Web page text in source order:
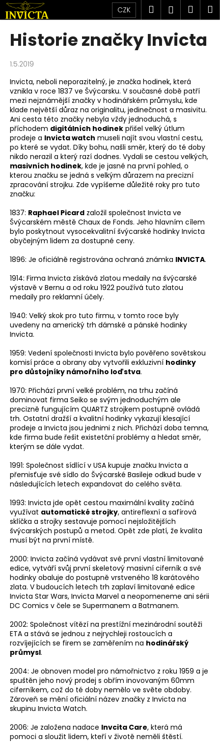
Přejít
na
obsah
CZK Hledat
Historie značky Invicta
1.5.2019
Invicta, neboli neporazitelný, je značka hodinek, která
vznikla v roce 1837 ve Švýcarsku. V současné době patří
mezi nejznámější značky v hodinářském průmyslu, kde
klade největší důraz na originalitu, jedinečnost a masivitu.
Ani cesta této značky nebyla vždy jednoduchá, s
příchodem digitálních hodinek přišel velký útlum
prodeje a Invicta watch museli najít svou vlastní cestu,
po které se vydat. Díky bohu, našli směr, který do té doby
nikdo nerazil a který razí dodnes. Vydali se cestou velkých,
masivních hodinek, kde je jasné na první pohled, o
kterou značku se jedná s velkým důrazem na precizní
zpracování strojku. Zde vypíšeme důležité roky pro tuto
značku:
1837: Raphael Picard založil společnost Invicta ve
Švýcarském městě Chaux de Fonds. Jeho hlavním cílem
bylo poskytnout vysocekvalitní švýcarské hodinky Invicta
obyčejným lidem za dostupné ceny.
1896: Je oficiálně registrována ochraná známka INVICTA.
1914: Firma Invicta získává zlatou medaily na švýcarské
výstavě v Bernu a od roku 1922 používá tuto zlatou
medaily pro reklamní účely.
1940: Velký skok pro tuto firmu, v tomto roce byly
uvedeny na americký trh dámské a pánské hodinky
Invicta.
1959: Vedení společnosti Invicta bylo pověřeno sovětskou
komisí práce a obrany aby vytvořili exkluzivní hodinky
pro důstojníky námořního loďstva.
1970: Přichází první velké problém, na trhu začíná
dominovat firma Seiko se svým jednoduchým ale
precizně fungujícím QUARTZ strojkem postupně ovládá
trh. Ostatní dražší a kvalitní hodinky vykazují klesající
prodeje a Invicta jsou jednimi z nich. Přichází doba temna,
kde firma bude řešit existetční problémy a hledat směr,
kterým se dále vydat.
1991: Společnost sídlící v USA kupuje značku Invicta a
přemisťuje své sídlo do Švýcarské Basileje odkud bude v
následujících letech expandovat do celého světa.
1993: Invicta jde opět cestou maximální kvality začíná
využívat automatické strojky, antireflexní a safírová
sklíčka a strojky sestavuje pomocí nejsložitějších
švýcarských postupů a metod. Opět zde platí, že kvalita
musí být na první místě.
2000: Invicta začíná vydávat své první vlastní limitované
edice, vytváří svůj první skeletový masivní ciferník a své
hodinky obaluje do postupně vrstveného 18 karátového
zlata. V budoucích letech trh zaplaví limitované edice
Invicta Star Wars, Invicta Marvel a neopomeneme ani sérii
DC Comics v čele se Supermanem a Batmanem.
2002: Společnost vítězí na prestížní mezinárodní soutěži
ETA a stává se jednou z nejrychleji rostoucích a
rozvíjejících se firem se zaměřením na hodinářský
průmysl.
2004: Je obnoven model pro námořnictvo z roku 1959 a je
spuštěn jeho nový prodej s obřím inovovaným 60mm
ciferníkem, což do té doby nemělo ve světe obdoby.
Zároveň se mění oficiální název značky z Invicta na
skupinu Invicta Watch.
2006: Je založena nadace Invcita Care, která má
pomoci a sloužit lidem, kteří v životě neměli štěstí.
K
o
o
p
o
t
ř
e
b
u
j
e
t
e
n
a
j
í
t
?
D
o
p
o
r
u
č
u
j
e
m
e